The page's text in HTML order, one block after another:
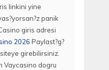
linkini yine
panik
giris adresi
2026 Paylast?g?
girebilirsiniz.
Vaycasino dogru